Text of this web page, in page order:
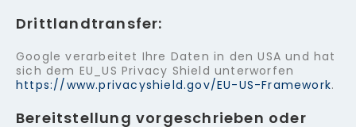
Drittlandtransfer:
Google verarbeitet Ihre Daten in den USA und hat
sich dem EU_US Privacy Shield unterworfen
https://www.privacyshield.gov/EU-US-Framework.
Bereitstellung vorgeschrieben oder